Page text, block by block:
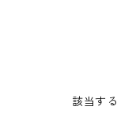
該当す